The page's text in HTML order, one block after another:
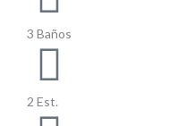
3 Baños
2 Est.